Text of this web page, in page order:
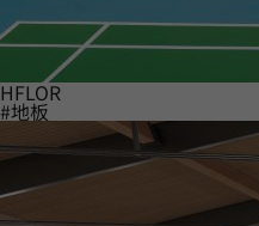
HFLOR
#地板